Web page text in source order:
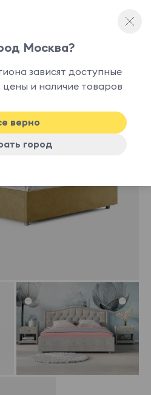
Москва?
зависят доступные
и наличие товаров
верно
город